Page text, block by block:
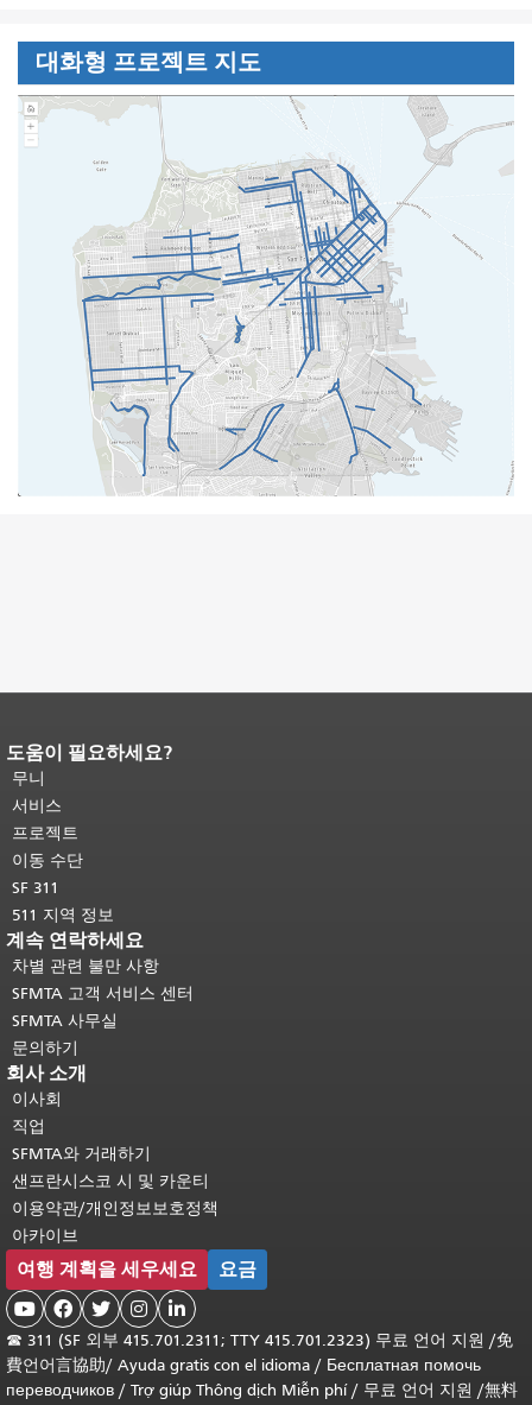
대화형 프로젝트 지도
페이지 내용 끝입니다.이 페이지의 나
머지 내용은 모든 페이지에 반복됩니
다.메인 콘텐츠 상단으로 돌아가려면
여기를 클릭하십시오
도움이 필요하세요?
무니
서비스
프로젝트
이동 수단
SF 311
511 지역 정보
계속 연락하세요
차별 관련 불만 사항
SFMTA 고객 서비스 센터
SFMTA 사무실
문의하기
회사 소개
이사회
직업
SFMTA와 거래하기
샌프란시스코 시 및 카운티
이용약관/개인정보보호정책
아카이브
여행 계획을 세우세요 요금
    
☎ 311 (SF 외부 415.701.2311; TTY 415.701.2323) 무료 언어 지원 /免
費언어言協助/ Ayuda gratis con el idioma / Бесплатная помочь
переводчиков / Trợ giúp Thông dịch Miễn phí/ 무료 언어 지원 /無料